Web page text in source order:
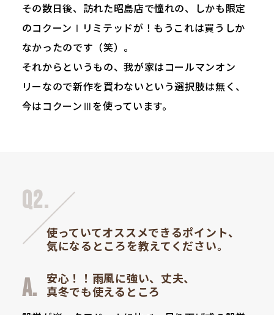
その数日後、訪れた昭島店で憧れの、しかも限定
のコクーンⅠリミテッドが！もうこれは買うしか
なかったのです（笑）。
それからというもの、我が家はコールマンオン
リーなので新作を買わないという選択肢は無く、
今はコクーンⅢを使っています。
Q2.
使っていてオススメできるポイント、
気になるところを教えてください。
安心！！雨風に強い、丈夫、
真冬でも使えるところ